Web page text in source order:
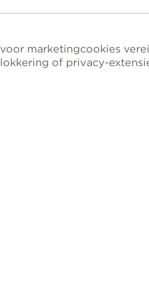
marketingcookies
of privacy-